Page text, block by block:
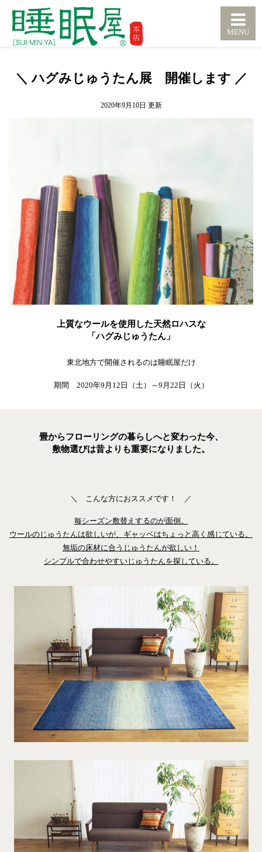
＼ ハグみじゅうたん展 開催します ／
2020年9月10日
上質なウールを使用した天然ロハスな
「ハグみじゅうたん」
東北地方で開催されるのは睡眠屋だけ
期間 2020年9月12日（土）～9月22日（火）
畳からフローリングの暮らしへと変わった今、
敷物選びは昔よりも重要になりました。
＼ こんな方におススメです！ ／
毎シーズン敷替えするのが面倒。
ウールのじゅうたんは欲しいが、ギャッベはちょっと高く感じている。
無垢の床材に合うじゅうたんが欲しい！
シンプルで合わせやすいじゅうたんを探している。